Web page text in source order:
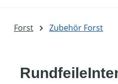
Forst Zubehör Forst